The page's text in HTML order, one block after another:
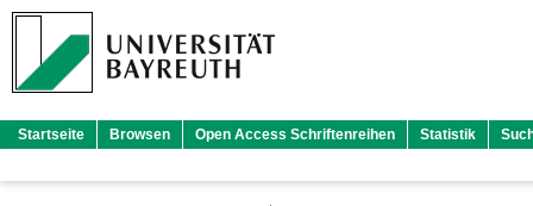
Startseite Browsen Open Access Schriftenreihen Statistik